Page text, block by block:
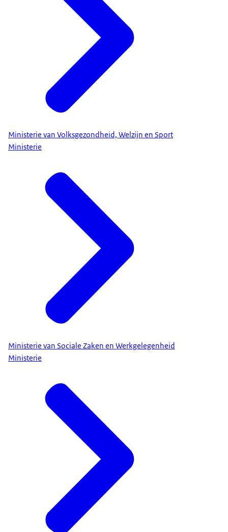
Ministerie van Volksgezondheid, Welzijn en Sport
Ministerie
Ministerie van Sociale Zaken en Werkgelegenheid
Ministerie